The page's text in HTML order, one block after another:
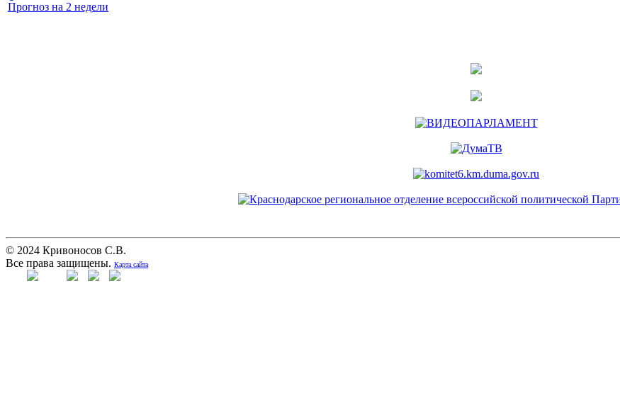
Прогноз на 2 недели
© 2024 Кривоносов С.В.
Все права защищены. Карта сайта